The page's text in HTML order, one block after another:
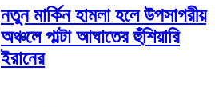
নতুন মার্কিন হামলা হলে উপসাগরীয়
অঞ্চলে পাল্টা আঘাতের হুঁশিয়ারি
ইরানের